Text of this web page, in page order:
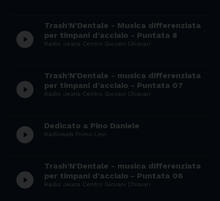
play_circle_filled
Trash'N'Dentale - Musica differenziata
per timpani d'acciaio - Puntata 8
Radio Jeans Centro Giovani Chiavari
play_circle_filled
Trash'N'Dentale - musica differenziata
per timpani d'acciaio - Puntata 07
Radio Jeans Centro Giovani Chiavari
play_circle_filled Dedicato a Pino Daniele
Radioweb Primo Levi
play_circle_filled
Trash'N'Dentale - musica differenziata
per timpani d'acciaio - Puntata 06
Radio Jeans Centro Giovani Chiavari